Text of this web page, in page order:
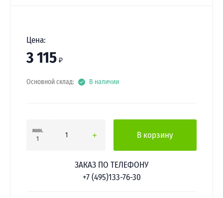
Цена:
3 115 ₽
Основной склад: В наличии
мин.
1
В корзину
ЗАКАЗ ПО ТЕЛЕФОНУ
+7 (495)133-76-30